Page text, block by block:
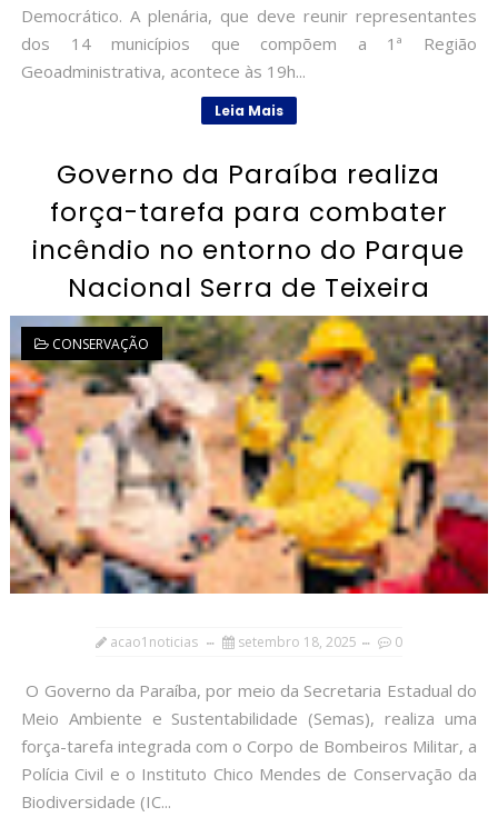
Democrático. A plenária, que deve reunir representantes
dos 14 municípios que compõem a 1ª Região
Geoadministrativa, acontece às 19h...
Leia Mais
Governo da Paraíba realiza
força-tarefa para combater
incêndio no entorno do Parque
Nacional Serra de Teixeira
CONSERVAÇÃO
acao1noticias setembro 18, 2025 0
O Governo da Paraíba, por meio da Secretaria Estadual do
Meio Ambiente e Sustentabilidade (Semas), realiza uma
força-tarefa integrada com o Corpo de Bombeiros Militar, a
Polícia Civil e o Instituto Chico Mendes de Conservação da
Biodiversidade (IC...